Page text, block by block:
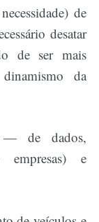
de
desatar
de ser mais
da
— de dados,
empresas) e